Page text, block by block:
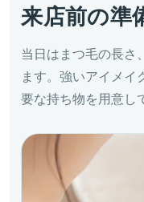
来店前の準
当日はまつ毛の長さ
ます。強いアイメイ
要な持ち物を用意し